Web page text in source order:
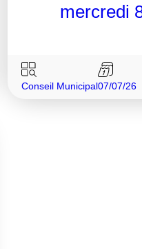
mercredi
Conseil Municipal07/07/26